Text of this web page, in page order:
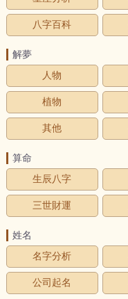
八字百科
解夢
人物
植物
其他
算命
生辰八字
三世財運
姓名
名字分析
公司起名